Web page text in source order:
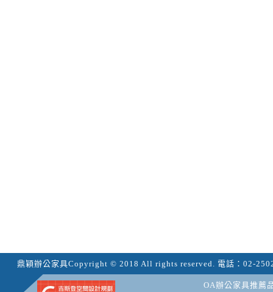
鼎穎辦公家具Copyright © 2018 All rights reserved. 電話： 02-
OA辦公家具推薦